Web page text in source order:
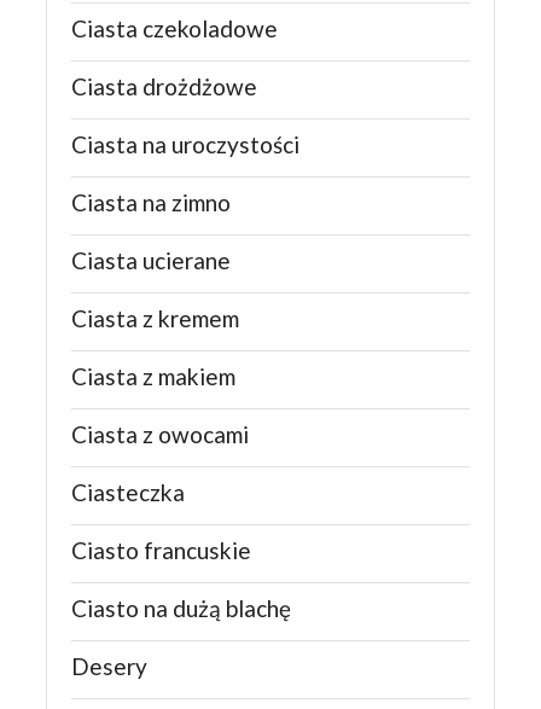
Ciasta czekoladowe
Ciasta drożdżowe
Ciasta na uroczystości
Ciasta na zimno
Ciasta ucierane
Ciasta z kremem
Ciasta z makiem
Ciasta z owocami
Ciasteczka
Ciasto francuskie
Ciasto na dużą blachę
Desery